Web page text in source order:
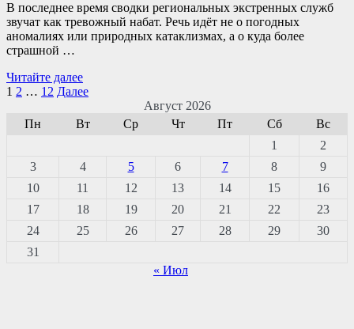
В последнее время сводки региональных экстренных служб
звучат как тревожный набат. Речь идёт не о погодных
аномалиях или природных катаклизмах, а о куда более
страшной …
В
прокуратуре
района
пребывания
несовершеннолетних
воде
Читайте далее
Навигация
по
1 2 … 12 Далее
Август 2026
Пн
Вт Ср Чт Пт Сб
Вс
1
2
3
4 5 6 7 8
9
10
11 12 13 14 15
16
17
18 19 20 21 22
23
24
25 26 27 28 29
30
31
« Июл